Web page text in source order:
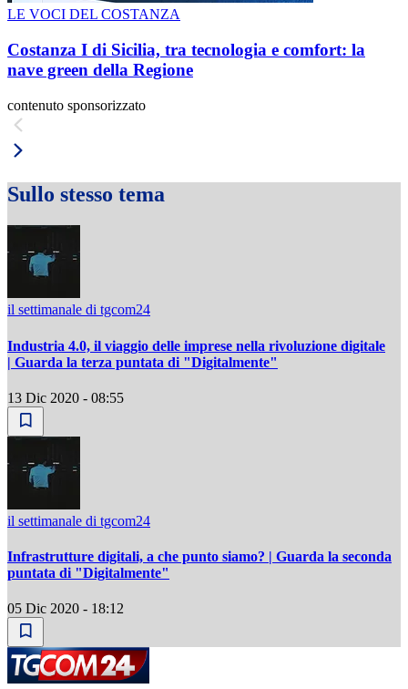
LE VOCI DEL COSTANZA
Costanza I di Sicilia, tra tecnologia e comfort: la
nave green della Regione
contenuto sponsorizzato
Sullo stesso tema
il settimanale di tgcom24
Industria 4.0, il viaggio delle imprese nella rivoluzione digitale
| Guarda la terza puntata di "Digitalmente"
13 Dic 2020 - 08:55
il settimanale di tgcom24
Infrastrutture digitali, a che punto siamo? | Guarda la seconda
puntata di "Digitalmente"
05 Dic 2020 - 18:12